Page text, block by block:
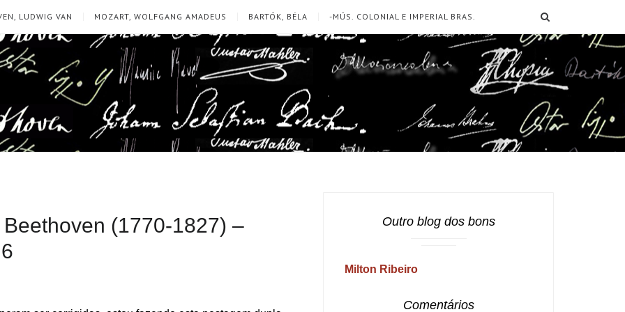
LUDWIG VAN MOZART, WOLFGANG AMADEUS BARTÓK, BÉLA -MÚS. COLONIAL E IMPERIAL BRAS.
(1770-1827) –
Outro blog dos bons
Milton Ribeiro
Comentários